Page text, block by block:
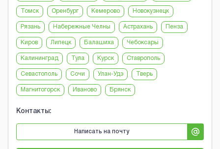
Томск Оренбург Кемерово Новокузнецк
Рязань Набережные Челны Астрахань Пенза
Киров Липецк Балашиха Чебоксары
Калининград Тула Курск Ставрополь
Севастополь Сочи Улан-Удэ Тверь
Магнитогорск Иваново Брянск
Контакты:
Написать на почту